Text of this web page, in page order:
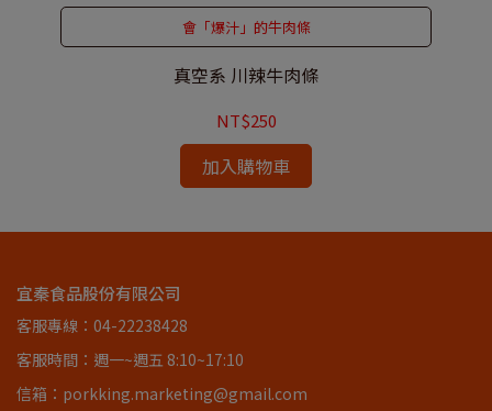
會「爆汁」的牛肉條
真空系 川辣牛肉條
NT$250
加入購物車
宜秦食品股份有限公司
客服專線：04-22238428
客服時間：週一~週五 8:10~17:10
信箱：porkking.marketing@gmail.com